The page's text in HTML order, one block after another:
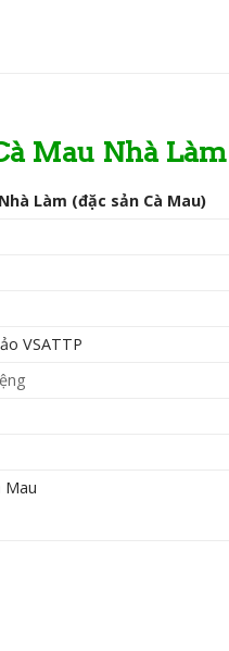
Mau Nhà Làm
Làm (đặc sản Cà Mau)
VSATTP
Mau